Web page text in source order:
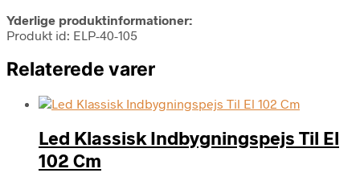
Yderlige produktinformationer:
Produkt id: ELP-40-105
Relaterede varer
Led Klassisk Indbygningspejs Til El
102 Cm